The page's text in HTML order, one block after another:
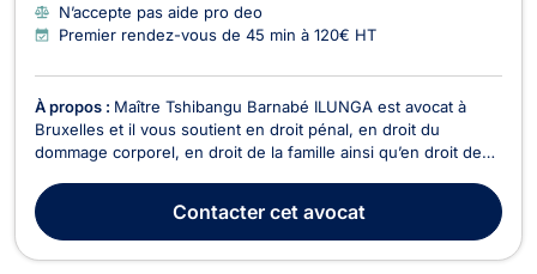
N’accepte pas aide pro deo
Premier rendez-vous de 45 min à 120€ HT
À propos : Maître Tshibangu Barnabé ILUNGA est avocat à
Bruxelles et il vous soutient en droit pénal, en droit du
dommage corporel, en droit de la famille ainsi qu’en droit des
vous défend si vous êtes soupçonné(e) ou si vous avez
commis une infraction contre les biens (usa...
Contactercet avocat